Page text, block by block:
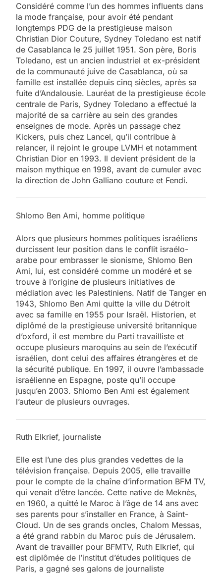
Considéré comme l’un des hommes influents dans
la mode française, pour avoir été pendant
longtemps PDG de la prestigieuse maison
Christian Dior Couture, Sydney Toledano est natif
de Casablanca le 25 juillet 1951. Son père, Boris
Toledano, est un ancien industriel et ex-président
de la communauté juive de Casablanca, où sa
famille est installée depuis cinq siècles, après sa
fuite d’Andalousie. Lauréat de la prestigieuse école
centrale de Paris, Sydney Toledano a effectué la
majorité de sa carrière au sein des grandes
enseignes de mode. Après un passage chez
Kickers, puis chez Lancel, qu’il contribue à
relancer, il rejoint le groupe LVMH et notamment
Christian Dior en 1993. Il devient président de la
maison mythique en 1998, avant de cumuler avec
la direction de John Galliano couture et Fendi.
Shlomo Ben Ami, homme politique
Alors que plusieurs hommes politiques israéliens
durcissent leur position dans le conflit israélo-
arabe pour embrasser le sionisme, Shlomo Ben
Ami, lui, est considéré comme un modéré et se
trouve à l’origine de plusieurs initiatives de
médiation avec les Palestiniens. Natif de Tanger en
1943, Shlomo Ben Ami quitte la ville du Détroit
avec sa famille en 1955 pour Israël. Historien, et
diplômé de la prestigieuse université britannique
d’oxford, il est membre du Parti travailliste et
occupe plusieurs maroquins au sein de l’exécutif
israélien, dont celui des affaires étrangères et de
la sécurité publique. En 1997, il ouvre l’ambassade
israélienne en Espagne, poste qu’il occupe
jusqu’en 2003. Shlomo Ben Ami est également
l’auteur de plusieurs ouvrages.
Ruth Elkrief, journaliste
Elle est l’une des plus grandes vedettes de la
télévision française. Depuis 2005, elle travaille
pour le compte de la chaîne d’information BFM TV,
qui venait d’être lancée. Cette native de Meknès,
en 1960, a quitté le Maroc à l’âge de 14 ans avec
ses parents pour s’installer en France, à Saint-
Cloud. Un de ses grands oncles, Chalom Messas,
a été grand rabbin du Maroc puis de Jérusalem.
Avant de travailler pour BFMTV, Ruth Elkrief, qui
est diplômée de l’institut d’études politiques de
Paris, a gagné ses galons de journaliste